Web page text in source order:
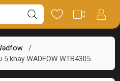
/
khay WADFOW WTB4305
Review